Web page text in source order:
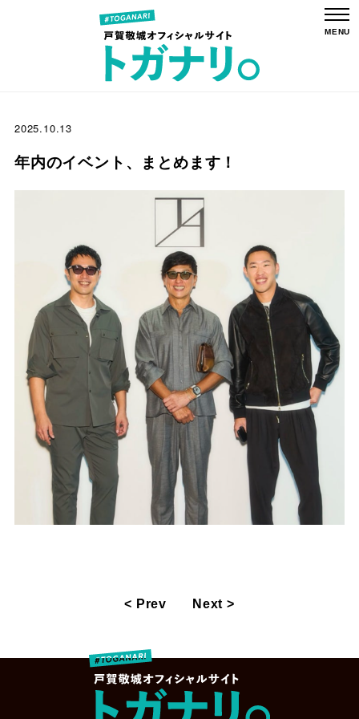
2025.10.13
年内のイベント、まとめます！
< Prev Next >